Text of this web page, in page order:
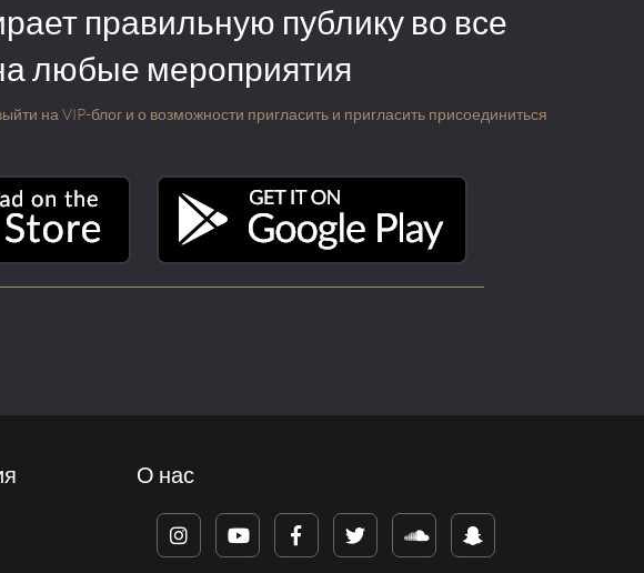
правильную публику во все
любые мероприятия
на VIP-блог и о возможности пригласить и пригласить присоединиться
О нас